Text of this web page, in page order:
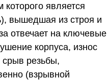
которого является
вышедшая из строя и
отвечает на ключевые
корпуса, износ
срыв резьбы,
(взрывной